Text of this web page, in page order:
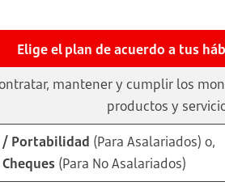
Elige el plan de acuerdo a tus
mantener y cumplir los
productos y
/ Portabilidad (Para Asalariados) o,
(Para No Asalariados)